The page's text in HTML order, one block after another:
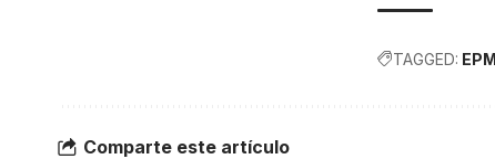
TAGGED: EPM
Comparte este artículo